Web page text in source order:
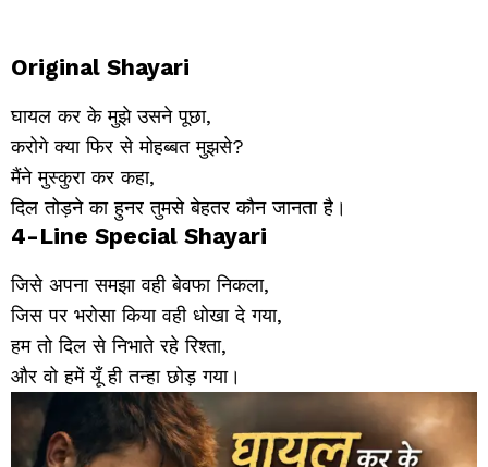
Original Shayari
घायल कर के मुझे उसने पूछा,
करोगे क्या फिर से मोहब्बत मुझसे?
मैंने मुस्कुरा कर कहा,
दिल तोड़ने का हुनर तुमसे बेहतर कौन जानता है।
4-Line Special Shayari
जिसे अपना समझा वही बेवफा निकला,
जिस पर भरोसा किया वही धोखा दे गया,
हम तो दिल से निभाते रहे रिश्ता,
और वो हमें यूँ ही तन्हा छोड़ गया।